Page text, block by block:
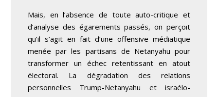
Mais, en l’absence de toute auto-critique et
d’analyse des égarements passés, on perçoit
qu’il s’agit en fait d’une offensive médiatique
menée par les partisans de Netanyahu pour
transformer un échec retentissant en atout
électoral. La dégradation des relations
personnelles Trump-Netanyahu et israélo-